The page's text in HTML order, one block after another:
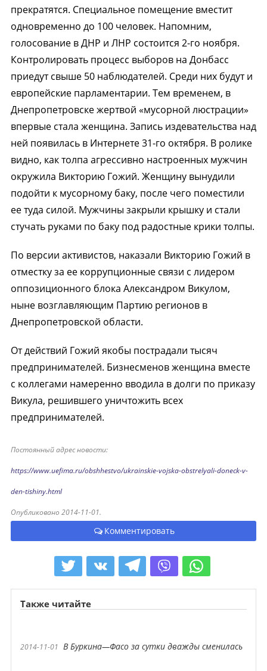
прекратятся. Специальное помещение вместит
одновременно до 100 человек. Напомним,
голосование в ДНР и ЛНР состоится 2-го ноября.
Контролировать процесс выборов на Донбасс
приедут свыше 50 наблюдателей. Среди них будут и
европейские парламентарии. Тем временем, в
Днепропетровске жертвой «мусорной люстрации»
впервые стала женщина. Запись издевательства над
ней появилась в Интернете 31-го октября. В ролике
видно, как толпа агрессивно настроенных мужчин
окружила Викторию Гожий. Женщину вынудили
подойти к мусорному баку, после чего поместили
ее туда силой. Мужчины закрыли крышку и стали
стучать руками по баку под радостные крики толпы.
По версии активистов, наказали Викторию Гожий в
отместку за ее коррупционные связи с лидером
оппозиционного блока Александром Викулом,
ныне возглавляющим Партию регионов в
Днепропетровской области.
От действий Гожий якобы пострадали тысяч
предпринимателей. Бизнесменов женщина вместе
с коллегами намеренно вводила в долги по приказу
Викула, решившего уничтожить всех
предпринимателей.
Постоянный адрес новости:
https://www.uefima.ru/obshhestvo/ukrainskie-vojska-obstrelyali-doneck-v-
den-tishiny.html
Опубликовано 2014-11-01.
Комментировать
Также читайте
2014-11-01 В Буркина—Фасо за сутки дважды сменилась